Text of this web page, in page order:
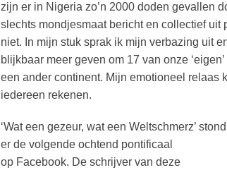
zijn er in Nigeria zo’n 2000 doden gevallen
slechts mondjesmaat bericht en collectief uit
niet. In mijn stuk sprak ik mijn verbazing uit
blijkbaar meer geven om 17 van onze
een ander continent. Mijn emotioneel relaas
iedereen rekenen.
‘Wat een gezeur, wat een Weltschmerz’ stond
er de volgende ochtend pontificaal
op Facebook. De schrijver van deze